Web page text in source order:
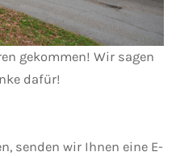
gekommen! Wir sagen
dafür!
senden wir Ihnen eine E-